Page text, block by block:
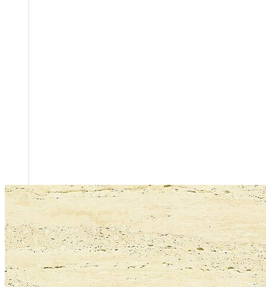
Số nhà NV37, Khu đô thị mới Trung Văn, đường
Nội, Việt Nam
Trụ sở:
Số nhà 59, Dãy 1, Khu tập thể công an